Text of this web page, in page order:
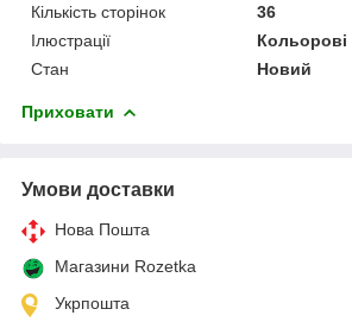
Кількість сторінок
36
Ілюстрації
Кольорові
Стан
Новий
Приховати
Умови доставки
Нова Пошта
Магазини Rozetka
Укрпошта